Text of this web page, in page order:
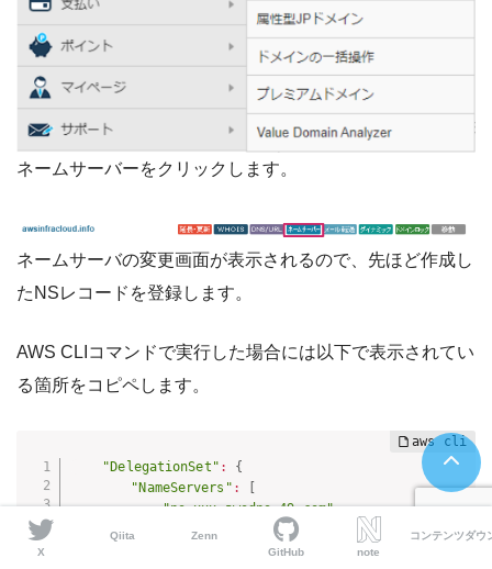
ネームサーバーをクリックします。
ネームサーバの変更画面が表示されるので、先ほど作成し
たNSレコードを登録します。
AWS CLIコマンドで実行した場合には以下で表示されてい
る箇所をコピペします。
"DelegationSet" :
{
"NameServers" :
"ns-xxx.awsdns-49.com",
"ns-xxxx.awsdns-11.org"
"ns-xxx.awsdns-04.net"
X
Qiita
Zenn
GitHub
note
コンテンツダウ